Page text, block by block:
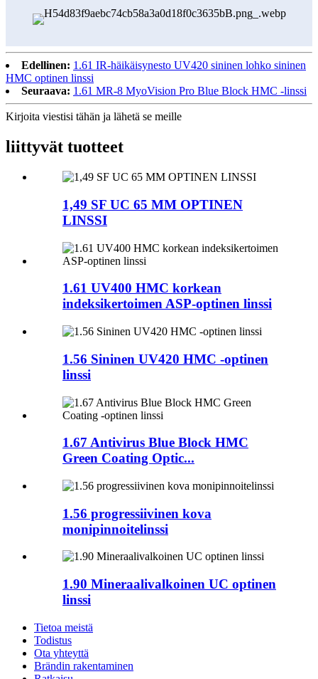
Edellinen: 1.61 IR-häikäisynesto UV420 sininen lohko sininen
HMC optinen linssi
Seuraava: 1.61 MR-8 MyoVision Pro Blue Block HMC -linssi
Kirjoita viestisi tähän ja lähetä se meille
liittyvät tuotteet
1,49 SF UC 65 MM OPTINEN
LINSSI
1.61 UV400 HMC korkean
indeksikertoimen ASP-optinen linssi
1.56 Sininen UV420 HMC -optinen
linssi
1.67 Antivirus Blue Block HMC
Green Coating Optic...
1.56 progressiivinen kova
monipinnoitelinssi
1.90 Mineraalivalkoinen UC optinen
linssi
Tietoa meistä
Todistus
Ota yhteyttä
Brändin rakentaminen